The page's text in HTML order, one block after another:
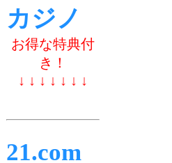
カジノ
お得な特典付
き！
↓ ↓ ↓ ↓ ↓ ↓ ↓
21.com